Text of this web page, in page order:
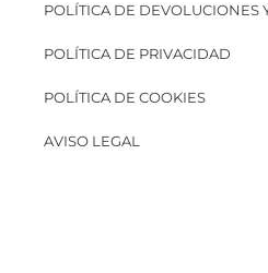
POLÍTICA DE DEVOLUCIONES
POLÍTICA DE PRIVACIDAD
POLÍTICA DE COOKIES
AVISO LEGAL